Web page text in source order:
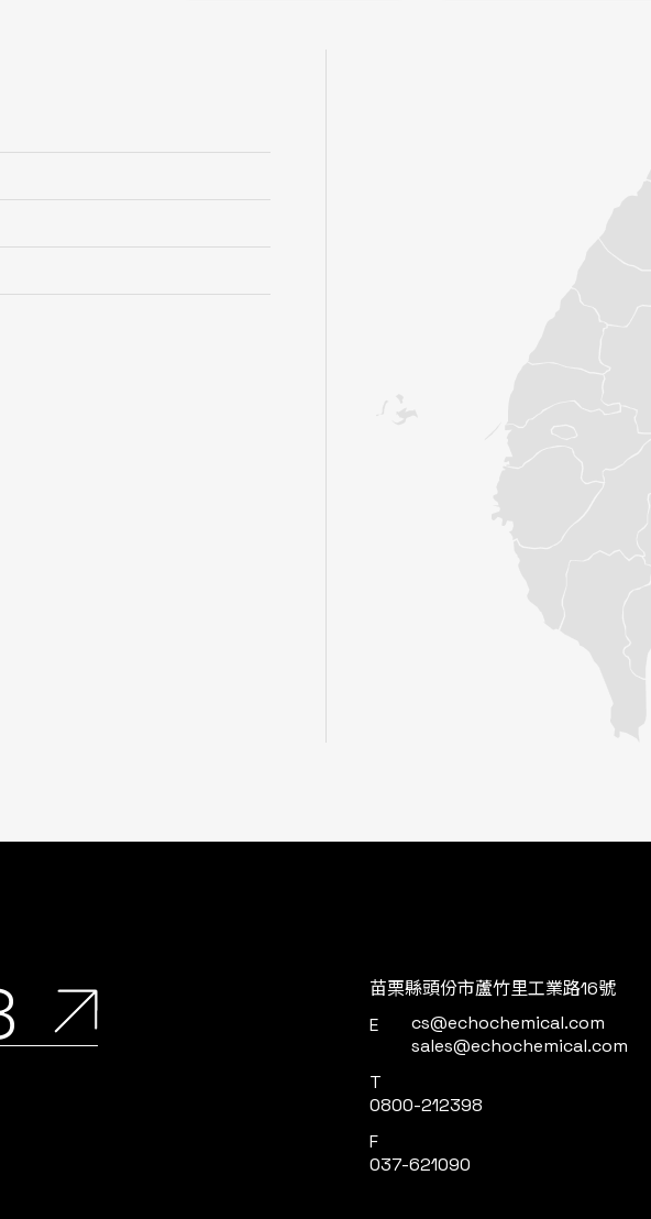
苗栗縣頭份市蘆竹里工業路16號
E
cs@echochemical.com
sales@echochemical.com
T
0800-212398
F
037-621090